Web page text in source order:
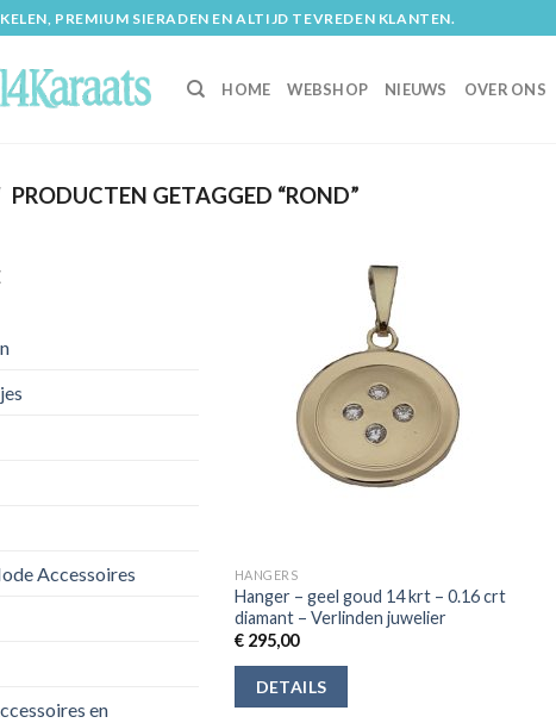
PREMIUM SIERADEN EN ALTIJD TEVREDEN KLANTEN.
HOME WEBSHOP NIEUWS OVER ONS
PRODUCTEN GETAGGED “ROND”
Accessoires
en
HANGERS
Hanger – geel goud 14 krt – 0.16 crt
diamant – Verlinden juwelier
€295,00
DETAILS